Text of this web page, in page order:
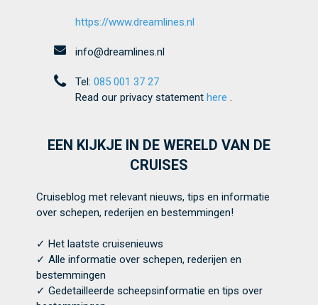
https://www.dreamlines.nl
info@dreamlines.nl
Tel:085 001 37 27
Read our privacy statementhere .
EEN KIJKJE IN DE WERELD VAN DE
CRUISES
Cruiseblog met relevant nieuws, tips en informatie
over schepen, rederijen en bestemmingen!
✓ Het laatste cruisenieuws
✓ Alle informatie over schepen, rederijen en
bestemmingen
✓ Gedetailleerde scheepsinformatie en tips over